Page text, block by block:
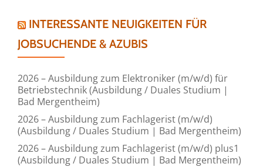
INTERESSANTE NEUIGKEITEN FÜR
JOBSUCHENDE & AZUBIS
2026 – Ausbildung zum Elektroniker (m/w/d) für
Betriebstechnik (Ausbildung / Duales Studium |
Bad Mergentheim)
2026 – Ausbildung zum Fachlagerist (m/w/d)
(Ausbildung / Duales Studium | Bad Mergentheim)
2026 – Ausbildung zum Fachlagerist (m/w/d) plus1
(Ausbildung / Duales Studium | Bad Mergentheim)